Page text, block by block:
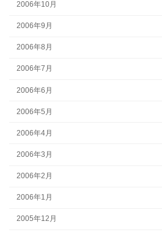
2006年10月
2006年9月
2006年8月
2006年7月
2006年6月
2006年5月
2006年4月
2006年3月
2006年2月
2006年1月
2005年12月